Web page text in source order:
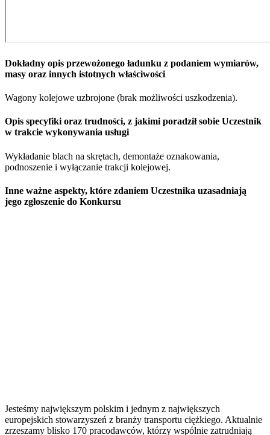
Dokładny opis przewożonego ładunku z podaniem wymiarów,
masy oraz innych istotnych właściwości
Wagony kolejowe uzbrojone (brak możliwości uszkodzenia).
Opis specyfiki oraz trudności, z jakimi poradził sobie Uczestnik
w trakcie wykonywania usługi
Wykładanie blach na skrętach, demontaże oznakowania,
podnoszenie i wyłączanie trakcji kolejowej.
Inne ważne aspekty, które zdaniem Uczestnika uzasadniają
jego zgłoszenie do Konkursu
Jesteśmy największym polskim i jednym z największych
europejskich stowarzyszeń z branży transportu ciężkiego. Aktualnie
zrzeszamy blisko 170 pracodawców, którzy wspólnie zatrudniają